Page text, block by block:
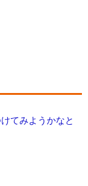
てみようかなと